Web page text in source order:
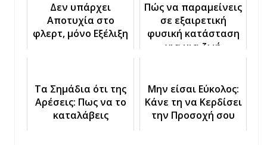
Δεν υπάρχει
Αποτυχία στο
φλερτ, μόνο Εξέλιξη
Πώς να παραμείνεις
σε εξαιρετική
φυσική κατάσταση
για μια ζωή
Τα Σημάδια ότι της
Αρέσεις: Πως να το
καταλάβεις
Μην είσαι Εύκολος:
Κάνε τη να Κερδίσει
την Προσοχή σου